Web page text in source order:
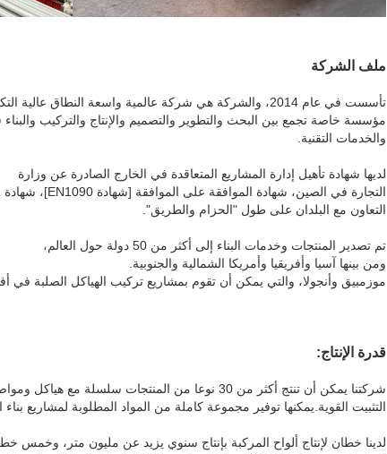
ملف الشركة
تأسست في عام 2014، والشركة هي شركة عالمية واسعة النطاق عالية التكنولوجيا، وتنويع والتصدير
مؤسسة خاصة تجمع بين البحث والتطوير والتصميم والإنتاج والتركيب والبناء
والخدمات التقنية.
لديها شهادة تأهيل إدارة المشاريع المتعاقدة في الخارج الصادرة عن وزارة
التجارة في الصين، شهادة الموافقة على الموافقة [شهادة EN1090]، شهادة IS09001، الخ
التعاون مع البلدان على طول "الحزام والطريق".
تم تصدير المنتجات وخدمات البناء إلى أكثر من 50 دولة حول العالم،
ومن بينها آسيا وأفريقيا وأمريكا الشمالية والجنوبية.
موزمبيق وأنجولا، والتي يمكن أن تقوم بمشاريع تركيب الهياكل الصلبة في
قدرة الإنتاج:
شركتنا يمكن أن تنتج أكثر من 30 نوعا من المنتجات
التثبيت القوية.يمكنها توفير مجموعة كاملة من المواد المطلوبة لمشاريع